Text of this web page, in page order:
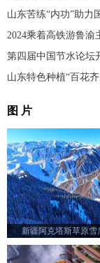
山东苦练“内功”助力
2024乘着高铁游鲁
第四届中国节水论坛
山东特色种植“百花
图 片
新疆阿克塔斯草原雪